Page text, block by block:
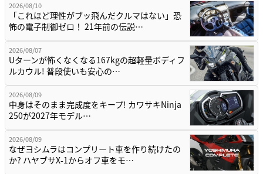
2026/08/10
「これほど理性がブッ飛んだクルマはない」恐
怖の電子制御ゼロ！ 21年前の伝説…
2026/08/07
Uターンが怖くなくなる167kgの超軽量ボディフ
ルカウル! 普段使いも安心の…
2026/08/09
中身はそのまま完成度をキープ! カワサキNinja
250が2027年モデル…
2026/08/09
なぜヨシムラはコンプリート車を作り続けたの
か? ハヤブサX-1からオフ車をモ…